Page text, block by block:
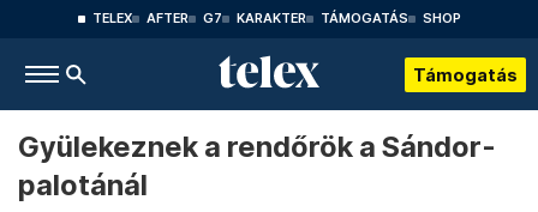
TELEX AFTER G7 KARAKTER TÁMOGATÁS SHOP
Támogatás
Gyülekeznek a rendőrök a Sándor-
palotánál